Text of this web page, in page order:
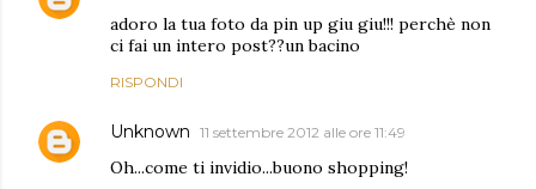
adoro la tua foto da pin up giu giu!!! perchè non
ci fai un intero post??un bacino
RISPONDI
Unknown 11 settembre 2012 alle ore 11:49
Oh...come ti invidio...buono shopping!